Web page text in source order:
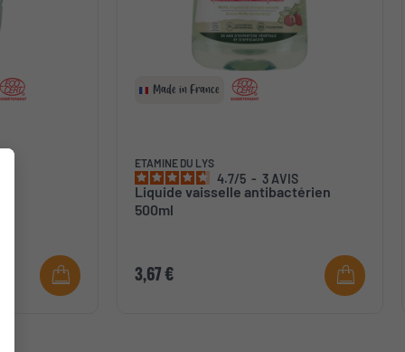
Made in France
ETAMINE DU LYS
4.7/5 - 3 AVIS
Liquide vaisselle antibactérien
500ml
3,67 €